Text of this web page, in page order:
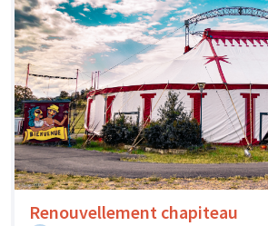
Renouvellement chapiteau